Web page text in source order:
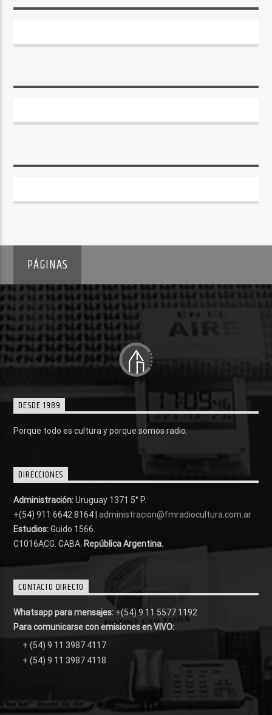
PÁGINAS
DESDE 1989
Porque todo es cultura y porque somos radio.
DIRECCIONES
Administración:Uruguay 1371 5° P.
+(54) 911 6642 8164 | administracion@fmradiocultura.com.ar
Estudios:Guido 1566.
C1016ACG . CABA. República Argentina.
CONTACTO DIRECTO
Whatsapp para mensajes: +(54) 9 11 5577 1192
Para comunicarse con emisiones en VIVO:
+ (54) 9 11 3987 4117
+ (54) 9 11 3987 4118